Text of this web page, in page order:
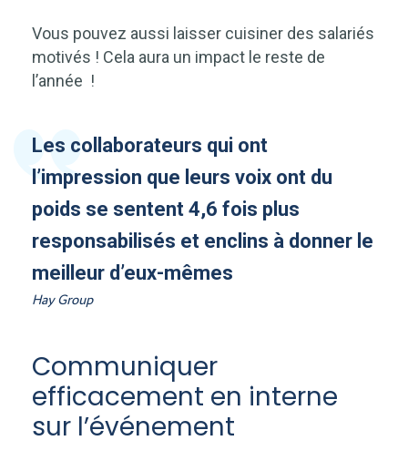
Vous pouvez aussi laisser cuisiner des salariés
motivés ! Cela aura un impact le reste de
l’année !
Les collaborateurs qui ont
l’impression que leurs voix ont du
poids se sentent 4,6 fois plus
responsabilisés et enclins à donner le
meilleur d’eux-mêmes
Hay Group
Communiquer
efficacement en interne
sur l’événement